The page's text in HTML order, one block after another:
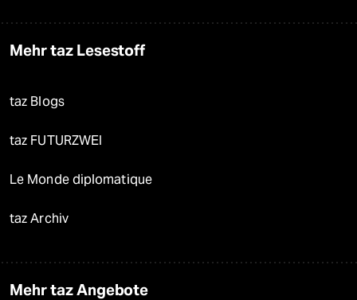
Mehr taz Lesestoff
taz Blogs
taz FUTURZWEI
Le Monde diplomatique
taz Archiv
Mehr taz Angebote